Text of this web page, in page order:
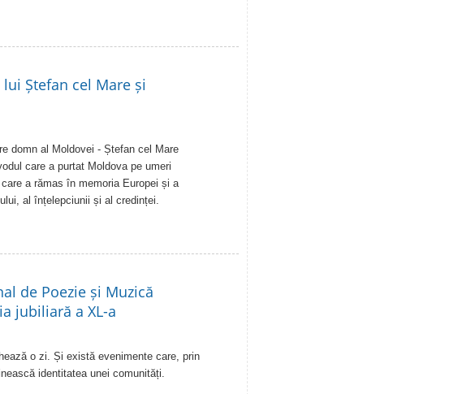
Ștefan cel Mare și
domn al Moldovei - Ștefan cel Mare
care a purtat Moldova pe umeri
a rămas în memoria Europei și a
al înțelepciunii și al credinței.
de Poezie și Muzică
jubiliară a XL-a
o zi. Și există evenimente care, prin
identitatea unei comunități.